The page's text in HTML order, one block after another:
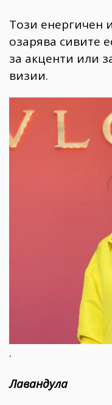
Този енергичен
озарява сивите
за акценти или
визии.
.
Лавандула